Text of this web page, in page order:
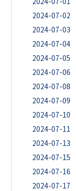
2024-07-02
2024-07-03
2024-07-04
2024-07-05
2024-07-06
2024-07-08
2024-07-09
2024-07-10
2024-07-11
2024-07-13
2024-07-15
2024-07-16
2024-07-17